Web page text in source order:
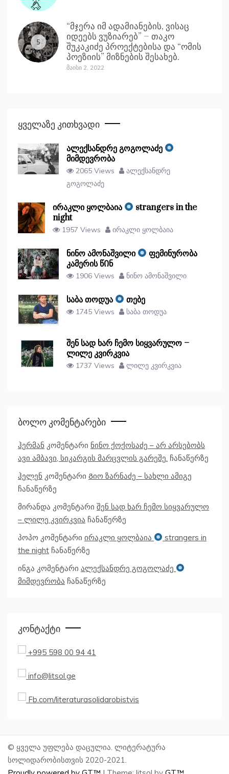
5
“მჯერა იმ ადამიანების, ვისაც
იდეებს ვუზიარებ” – თაკო
შუკაკიძე პროექტებისა და “ომის
პოეზიის” მიზნების შესახებ.
Მაისი 2, 2022
Ყველაზე Კითხვადი
ალექსანდრე გოგოლაძე
მიმდევრობა
2065 Views
ალექსანდრე
გოგოლაძე
ირაკლი ყოლბაია
strangers in the
night
1957 Views ირაკლი ყოლბაია
ნინო ამონაშვილი
ფემინურობა
კამერის წᲘნ
1906 Views ნინო ამონაშვილი
საბა თოდუა თებე
1745 Views საბა თოდუა
შენ სად ხარ ჩემო სიყვარულო –
ლილე კვირკვია
1737 Views ლილე კვირკვია
Ბოლო Კომენტარები
ჰერმან კომენტარი ნინო ქოქოსაძე – არ არსებობს
ავი ამბავი, სიკარგის მარცვლის გარეშე. ჩანაწერზე
ჰელენ კომენტარი Გიო ზარნაძე – სახლი ამიგე
ჩანაწერზე
მირანდა კომენტარი შენ სად ხარ ჩემო სიყვარულო
– ლილე კვირკვია ჩანაწერზე
პოპო კომენტარი ირაკლი ყოლბაია
strangers in
the night ჩანაწერზე
ინგა კომენტარი ალექსანდრე გოგოლაძე
მიმდევრობა ჩანაწერზე
Კონტაქტი
+995 598 00 94 41
info@litsol.ge
Fb.com/literaturasolidarobistvis
© ყველა უფლება დაცულია. ლიტერატურა
სოლიდარობისთვის 2020-2021.